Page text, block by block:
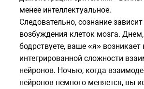
менее интеллектуальное.
Следовательно, сознание
возбуждения клеток мозга.
бодрствуете, ваше «я» возникает
интегрированной сложности
нейронов. Ночью, когда
нейронов немного меняется, вы